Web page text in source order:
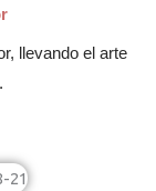
llevando el arte